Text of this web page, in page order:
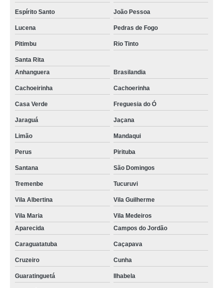
Espírito Santo João Pessoa
Lucena Pedras de Fogo
Pitimbu Rio Tinto
Santa Rita
Anhanguera
Brasilandia
Cachoeirinha Cachoerinha
Casa Verde Freguesia do Ó
Jaraguá Jaçana
Limão Mandaqui
Perus Pirituba
Santana São Domingos
Tremenbe Tucuruvi
Vila Albertina Vila Guilherme
Vila Maria
Vila Medeiros
Aparecida
Campos do Jordão
Caraguatatuba Caçapava
Cruzeiro Cunha
Guaratinguetá Ilhabela